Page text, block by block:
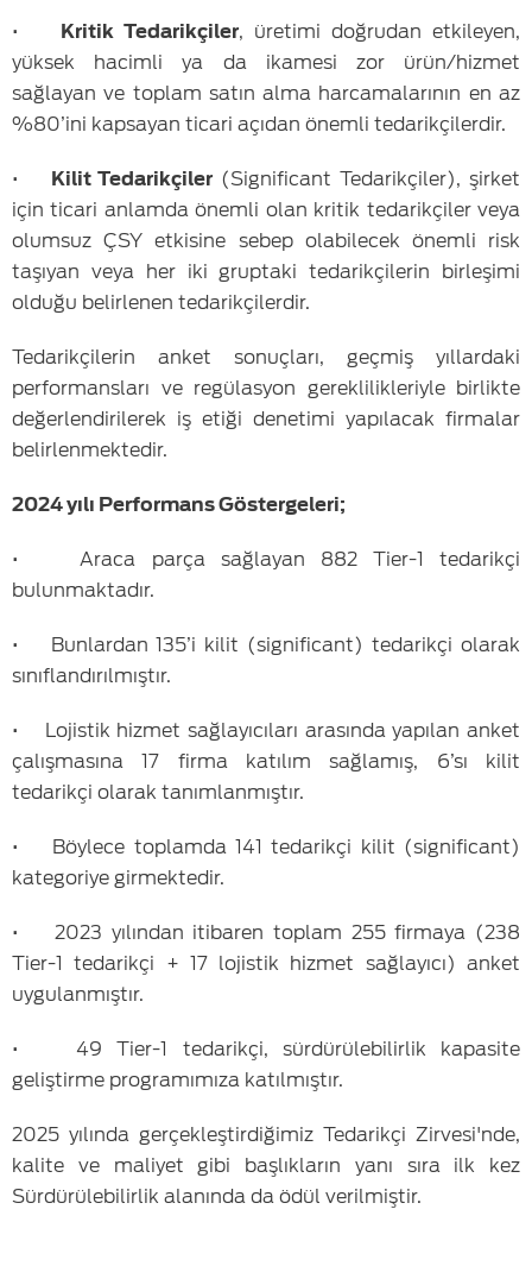
• Kritik Tedarikçiler, üretimi doğrudan etkileyen,
yüksek hacimli ya da ikamesi zor ürün/hizmet
sağlayan ve toplam satın alma harcamalarının en az
%80’ini kapsayan ticari açıdan önemli tedarikçilerdir.
• Kilit Tedarikçiler (Significant Tedarikçiler), şirket
için ticari anlamda önemli olan kritik tedarikçiler veya
olumsuz ÇSY etkisine sebep olabilecek önemli risk
taşıyan veya her iki gruptaki tedarikçilerin birleşimi
olduğu belirlenen tedarikçilerdir.
Tedarikçilerin anket sonuçları, geçmiş yıllardaki
performansları ve regülasyon gereklilikleriyle birlikte
değerlendirilerek iş etiği denetimi yapılacak firmalar
belirlenmektedir.
2024 yılı Performans Göstergeleri;
• Araca parça sağlayan 882 Tier-1 tedarikçi
bulunmaktadır.
• Bunlardan 135’i kilit (significant) tedarikçi olarak
sınıflandırılmıştır.
• Lojistik hizmet sağlayıcıları arasında yapılan anket
çalışmasına 17 firma katılım sağlamış, 6’sı kilit
tedarikçi olarak tanımlanmıştır.
• Böylece toplamda 141 tedarikçi kilit (significant)
kategoriye girmektedir.
• 2023 yılından itibaren toplam 255 firmaya (238
Tier-1 tedarikçi + 17 lojistik hizmet sağlayıcı) anket
uygulanmıştır.
• 49 Tier-1 tedarikçi, sürdürülebilirlik kapasite
geliştirme programımıza katılmıştır.
2025 yılında gerçekleştirdiğimiz Tedarikçi Zirvesi'nde,
kalite ve maliyet gibi başlıkların yanı sıra ilk kez
Sürdürülebilirlik alanında da ödül verilmiştir.